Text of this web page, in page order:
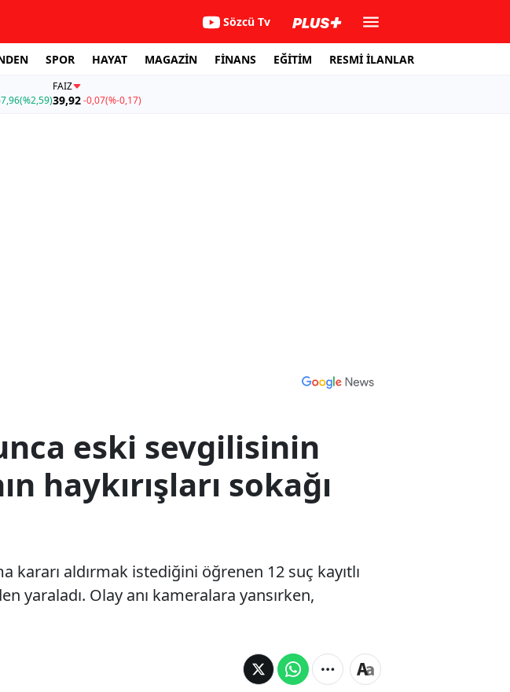
Sözcü Tv
SPOR HAYAT MAGAZİN FİNANS EĞİTİM RESMİ İLANLAR
(%2,59)
FAİZ
39,92-0,07(%-0,17)
eski sevgilisinin
haykırışları sokağı
kararı aldırmak istediğini öğrenen 12 suç kayıtlı
yaraladı. Olay anı kameralara yansırken,